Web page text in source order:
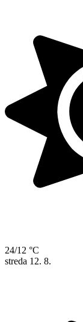
24/12 °C
streda 12. 8.